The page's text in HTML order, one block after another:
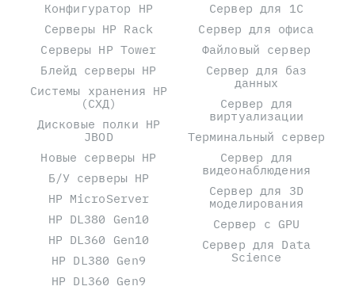
Конфигуратор HP
Серверы HP Rack
Серверы HP Tower
Блейд серверы HP
Системы хранения HP
(СХД)
Дисковые полки HP
JBOD
Новые серверы HP
Б/У серверы HP
HP MicroServer
HP DL380 Gen10
HP DL360 Gen10
HP DL380 Gen9
HP DL360 Gen9
Сервер для 1С
Сервер для офиса
Файловый сервер
Сервер для баз
данных
Сервер для
виртуализации
Терминальный сервер
Сервер для
видеонаблюдения
Сервер для 3D
моделирования
Сервер с GPU
Сервер для Data
Science